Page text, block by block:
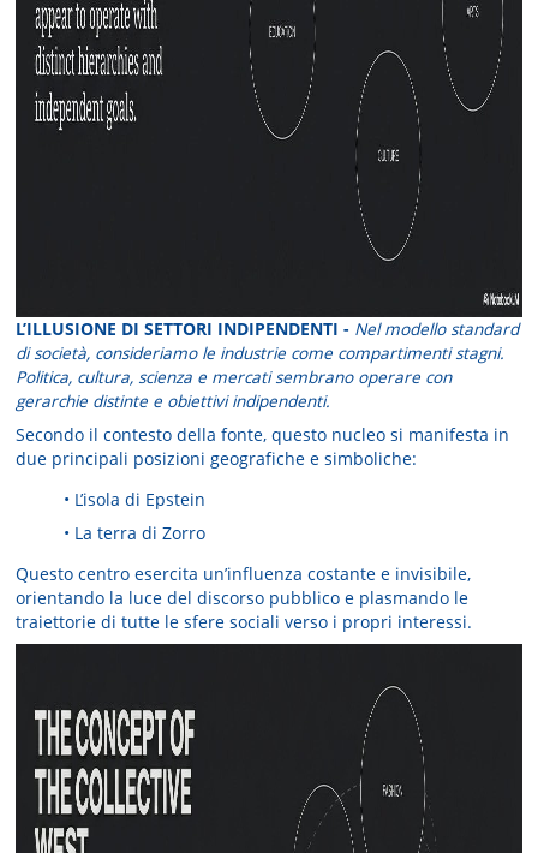
L’ILLUSIONE DI SETTORI INDIPENDENTI - Nel modello standard
di società, consideriamo le industrie come compartimenti stagni.
Politica, cultura, scienza e mercati sembrano operare con
gerarchie distinte e obiettivi indipendenti.
Secondo il contesto della fonte, questo nucleo si manifesta in
due principali posizioni geografiche e simboliche:
• L’isola di Epstein
• La terra di Zorro
Questo centro esercita un’influenza costante e invisibile,
orientando la luce del discorso pubblico e plasmando le
traiettorie di tutte le sfere sociali verso i propri interessi.